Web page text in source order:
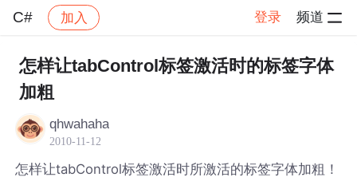
C# 加入 登录 频道
社区 C# 帖子详情
怎样让tabControl标签激活时的标签字体
加粗
qhwahaha
2010-11-12
怎样让tabControl标签激活时所激活的标签字体加粗！